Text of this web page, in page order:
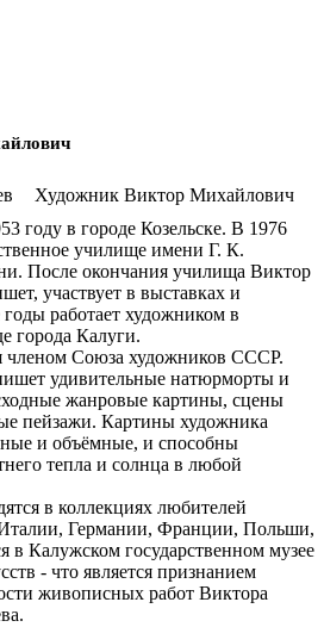
Художник Виктор Михайлович
году в городе Козельске. В 1976
училище имени Г. К.
После окончания училища Виктор
участвует в выставках и
работает художником в
города Калуги.
членом Союза художников СССР.
удивительные натюрморты и
жанровые картины, сцены
пейзажи. Картины художника
и объёмные, и способны
тепла и солнца в любой
в коллекциях любителей
Германии, Франции, Польши,
в Калужском государственном музее
- что является признанием
живописных работ Виктора